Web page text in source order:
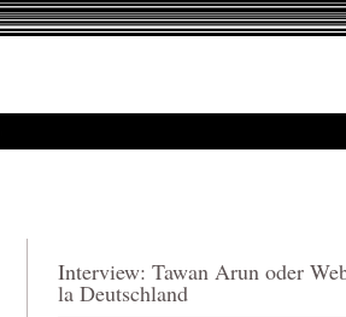
Interview: Tawan Arun oder
la Deutschland